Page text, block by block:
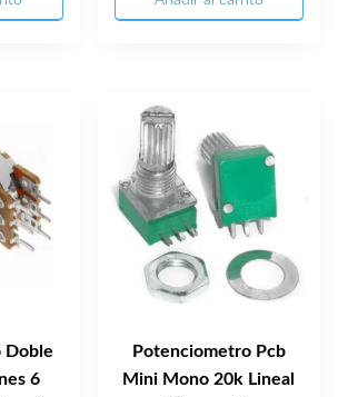
Doble
6
Potenciometro Pcb
Mini Mono 20k Lineal